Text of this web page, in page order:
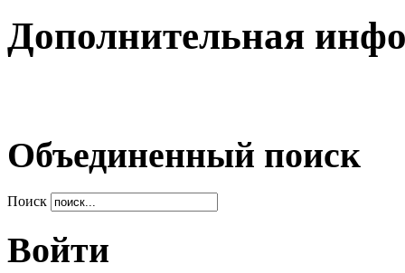
Дополнительная
Объединенный поиск
Поиск
Войти